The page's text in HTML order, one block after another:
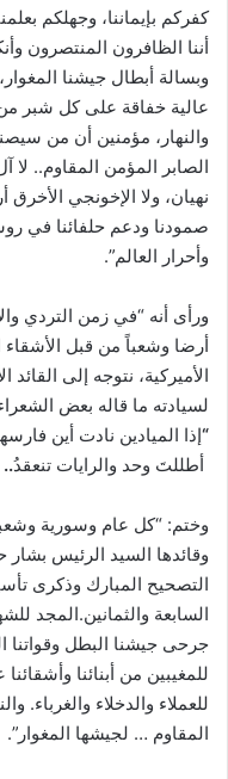
كفركم بإيماننا، وجهلكم
أننا الظافرون المنتصرون
وبسالة أبطال جيشنا
عالية خفاقة على كل شبر
والنهار، مؤمنين أن من
الصابر المؤمن المقاوم.. لا
نهيان، ولا الإخونجي
صمودنا ودعم حلفائنا في
وأحرار العالم”.
ورأى أنه “في زمن التردي
أرضا وشعباً من قبل الأشقاء
الأميركية، نتوجه إلى
لسيادته ما قاله بعض
“إذا الميادين نادت أين
أطللتَ وحد والرايات تنعقدُ..
وختم: “كل عام وسورية
وقائدها السيد الرئيس
التصحيح المبارك وذكرى
السابعة والثمانين.المجد
جرحى جيشنا البطل وقواتنا
للمغيبين من أبنائنا
للعملاء والدخلاء والغرباء.
المقاوم … لجيشها المغوار”.